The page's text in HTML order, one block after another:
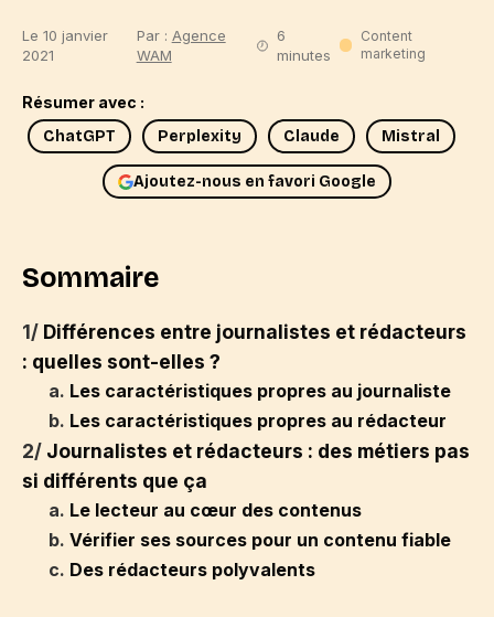
Le 10 janvier
2021
Par : Agence
WAM
6
minutes
Content
marketing
Résumer avec :
ChatGPT
Perplexity Claude Mistral
Ajoutez-nous en favori Google
Sommaire
1/ Différences entre journalistes et rédacteurs
: quelles sont-elles ?
a. Les caractéristiques propres au journaliste
b. Les caractéristiques propres au rédacteur
2/ Journalistes et rédacteurs : des métiers pas
si différents que ça
a. Le lecteur au cœur des contenus
b. Vérifier ses sources pour un contenu fiable
c. Des rédacteurs polyvalents